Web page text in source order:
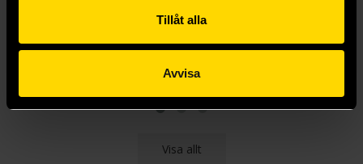
Tillåt alla
Avvisa
489 kr
Visa allt